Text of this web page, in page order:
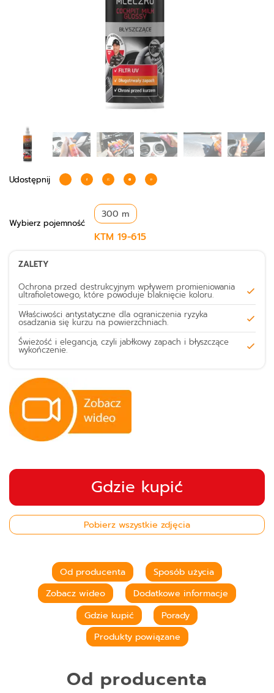
Udostępnij
Wybierz pojemność
KTM 19-615
ZALETY
Ochrona przed destrukcyjnym wpływem promieniowania
ultrafioletowego, które powoduje blaknięcie koloru.
Właściwości antystatyczne dla ograniczenia ryzyka
osadzania się kurzu na powierzchniach.
Świeżość i elegancja, czyli jabłkowy zapach i błyszczące
wykończenie.
Gdzie kupić
Pobierz wszystkie zdjęcia
Od producenta
Sposób użycia
Zobacz wideo
Dodatkowe informacje
Gdzie kupić
Porady
Produkty powiązane
Od producenta